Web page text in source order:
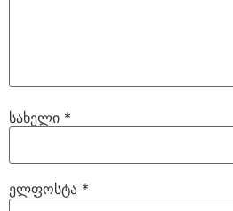
სახელი *
ელფოსტა *